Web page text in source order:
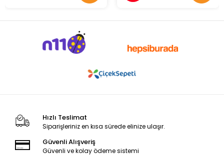
Hızlı Teslimat
Siparişleriniz en kısa sürede elinize ulaşır.
Güvenli Alışveriş
Güvenli ve kolay ödeme sistemi